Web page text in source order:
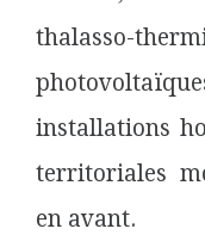
thalasso-
installations
territoriales
en avant.